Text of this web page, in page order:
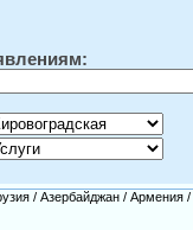
/ Азербайджан / Армения /